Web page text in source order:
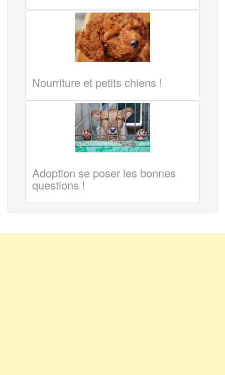
Nourriture et petits chiens !
Adoption se poser les bonnes
questions !